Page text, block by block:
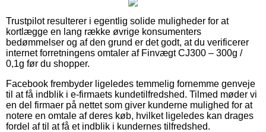
Trustpilot resulterer i egentlig solide muligheder for at
kortlægge en lang række øvrige konsumenters
bedømmelser og af den grund er det godt, at du verificerer
internet forretningens omtaler af Finvægt CJ300 – 300g /
0,1g før du shopper.
Facebook frembyder ligeledes temmelig fornemme genveje
til at få indblik i e-firmaets kundetilfredshed. Tilmed møder vi
en del firmaer på nettet som giver kunderne mulighed for at
notere en omtale af deres køb, hvilket ligeledes kan drages
fordel af til at få et indblik i kundernes tilfredshed.